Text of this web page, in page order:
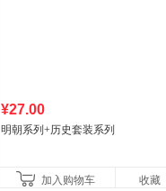
¥27.00
明朝系列+历史套装系列
加入购物车 收藏